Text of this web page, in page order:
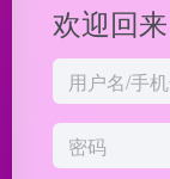
欢迎回来